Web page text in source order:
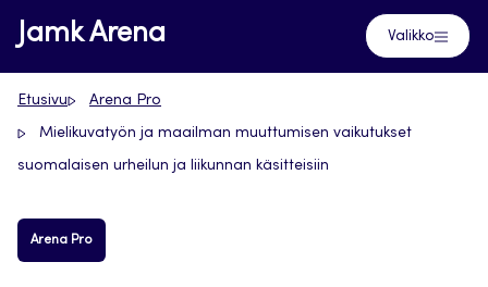
Siirry
suoraan
sisältöön
Jamk Arena Valikko
Etusivu Arena Pro
Mielikuvatyön ja maailman muuttumisen vaikutukset
suomalaisen urheilun ja liikunnan käsitteisiin
Arena Pro